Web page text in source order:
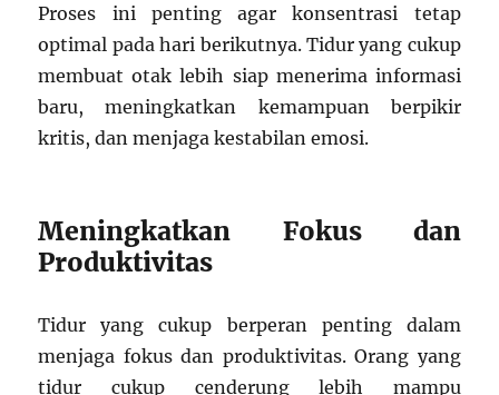
Proses ini penting agar konsentrasi tetap
optimal pada hari berikutnya. Tidur yang cukup
membuat otak lebih siap menerima informasi
baru, meningkatkan kemampuan berpikir
kritis, dan menjaga kestabilan emosi.
Meningkatkan Fokus dan
Produktivitas
Tidur yang cukup berperan penting dalam
menjaga fokus dan produktivitas. Orang yang
tidur cukup cenderung lebih mampu